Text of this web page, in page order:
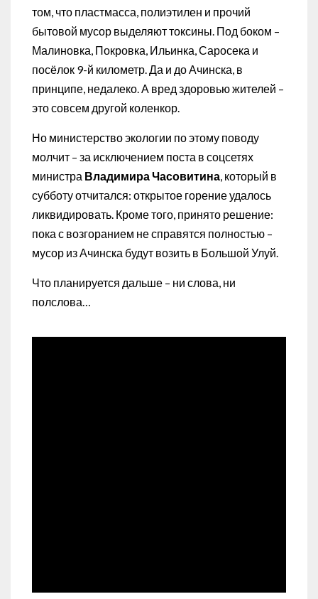
том, что пластмасса, полиэтилен и прочий
бытовой мусор выделяют токсины. Под боком –
Малиновка, Покровка, Ильинка, Саросека и
посёлок 9-й километр. Да и до Ачинска, в
принципе, недалеко. А вред здоровью жителей –
это совсем другой коленкор.
Но министерство экологии по этому поводу
молчит – за исключением поста в соцсетях
министра Владимира Часовитина, который в
субботу отчитался: открытое горение удалось
ликвидировать. Кроме того, принято решение:
пока с возгоранием не справятся полностью –
мусор из Ачинска будут возить в Большой Улуй.
Что планируется дальше – ни слова, ни
полслова…